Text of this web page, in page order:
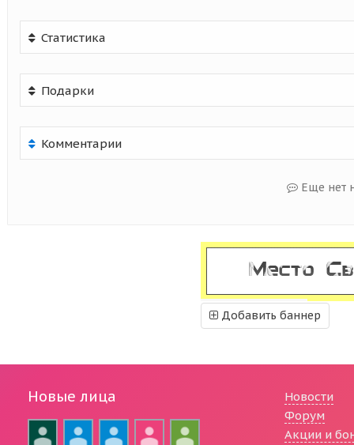
Статистика
Подарки
Комментарии
Еще нет
Добавить баннер
Новые лица
Новости
Форум
Акции и